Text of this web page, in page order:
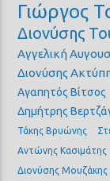
Γιώργος
Διονύσης
Αγγελική
Διονύσης
Αγαπητός Βίτσος
Δημήτρης
Τάκης Βρυώνης
Αντώνης Κασιμάτης
Διονύσης Μουζάκης